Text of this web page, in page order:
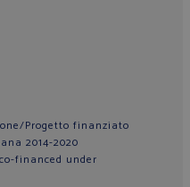
Progetto finanziato
2014-2020
co-financed under